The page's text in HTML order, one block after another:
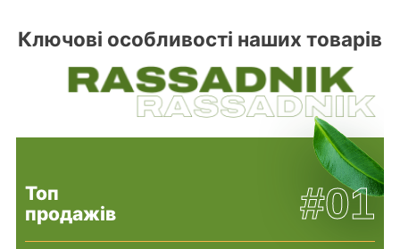
Ключові особливості наших товарів
Топ
продажів
#01